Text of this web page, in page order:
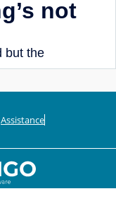
Assistance